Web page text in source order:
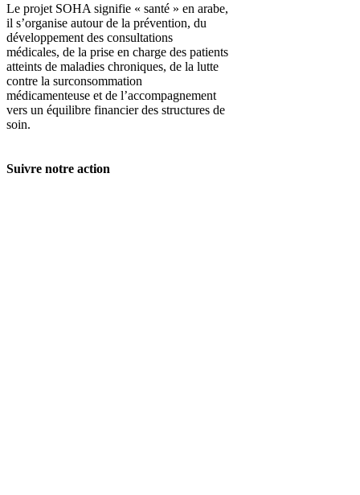
Le projet SOHA signifie « santé » en arabe,
il s’organise autour de la prévention, du
développement des consultations
médicales, de la prise en charge des patients
atteints de maladies chroniques, de la lutte
contre la surconsommation
médicamenteuse et de l’accompagnement
vers un équilibre financier des structures de
soin.
Suivre notre action